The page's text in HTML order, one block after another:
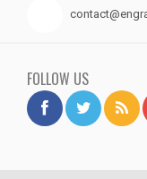
FOLLOW US